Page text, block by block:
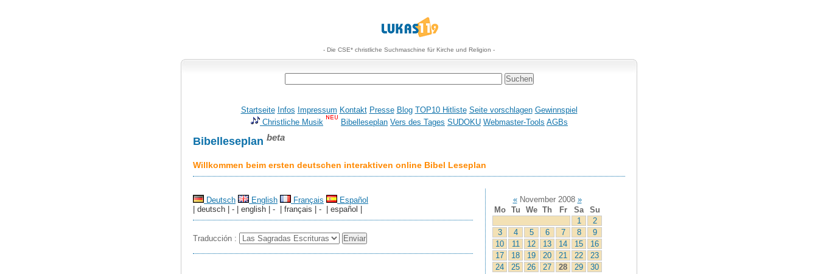
- Die CSE* christliche Suchmaschine für Kirche und Religion -
Startseite Infos Impressum Kontakt Presse Blog TOP10 Hitliste Seite vorschlagen Gewinnspiel
Christliche Musik
Bibelleseplan Vers des Tages SUDOKU Webmaster-Tools AGBs
Bibelleseplan beta
Willkommen beim ersten deutschen interaktiven online Bibel Leseplan
Deutsch English Français
Español
| deutsch | - | english | - | français | - | español |
Traducción :
«November 2008 »
Mo
Tu We Th Fr Sa
Su
1
2
3
4 5 6 7 8
9
10
11 12 13 14 15
16
17
18 19 20 21 22
23
24
25 26 27 28 29 30